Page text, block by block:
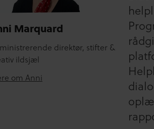
Marquard
direktør, stifter &
ildsjæl
om Anni